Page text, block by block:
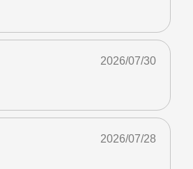
2026/07/30
2026/07/28